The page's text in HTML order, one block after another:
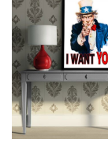
wiele
na